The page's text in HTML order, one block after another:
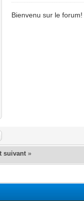
Bienvenu sur le forum!
suivant »